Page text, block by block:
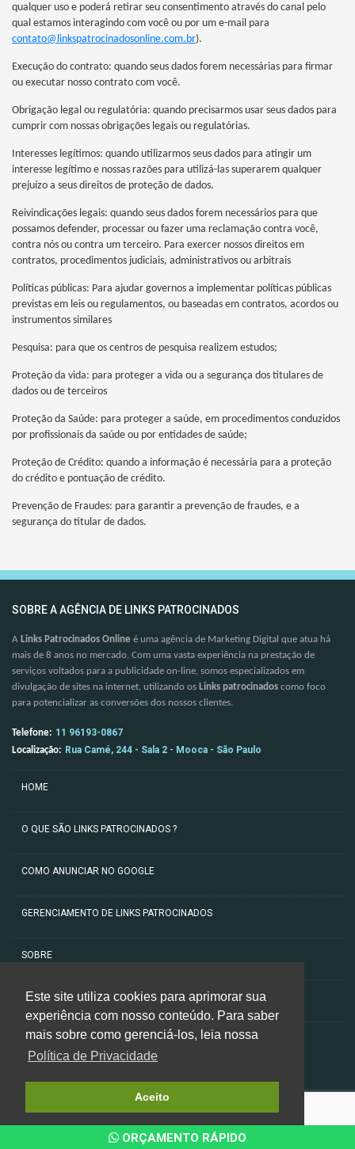
Este site utiliza cookies para aprimorar sua
experiência com nosso conteúdo. Para saber
mais sobre como gerenciá-los, leia nossa
Política de Privacidade
Aceito
qualquer uso e poderá retirar seu consentimento através do canal pelo
qual estamos interagindo com você ou por um e-mail para
contato@linkspatrocinadosonline.com.br).
Execução do contrato: quando seus dados forem necessárias para firmar
ou executar nosso contrato com você.
Obrigação legal ou regulatória: quando precisarmos usar seus dados para
cumprir com nossas obrigações legais ou regulatórias.
Interesses legítimos: quando utilizarmos seus dados para atingir um
interesse legítimo e nossas razões para utilizá-las superarem qualquer
prejuízo a seus direitos de proteção de dados.
Reivindicações legais: quando seus dados forem necessários para que
possamos defender, processar ou fazer uma reclamação contra você,
contra nós ou contra um terceiro. Para exercer nossos direitos em
contratos, procedimentos judiciais, administrativos ou arbitrais
Políticas públicas: Para ajudar governos a implementar políticas públicas
previstas em leis ou regulamentos, ou baseadas em contratos, acordos ou
instrumentos similares
Pesquisa: para que os centros de pesquisa realizem estudos;
Proteção da vida: para proteger a vida ou a segurança dos titulares de
dados ou de terceiros
Proteção da Saúde: para proteger a saúde, em procedimentos conduzidos
por profissionais da saúde ou por entidades de saúde;
Proteção de Crédito: quando a informação é necessária para a proteção
do crédito e pontuação de crédito.
Prevenção de Fraudes: para garantir a prevenção de fraudes, e a
segurança do titular de dados.
SOBRE A AGÊNCIA DE LINKS PATROCINADOS
A Links Patrocinados Online é uma agência de Marketing Digital que atua há
mais de 8 anos no mercado. Com uma vasta experiência na prestação de
serviços voltados para a publicidade on-line, somos especializados em
divulgação de sites na internet, utilizando os Links patrocinados como foco
para potencializar as conversões dos nossos clientes.
Telefone: 11 96193-0867
Localização: Rua Camé, 244 - Sala 2 - Mooca - São Paulo
HOME
O QUE SÃO LINKS PATROCINADOS ?
COMO ANUNCIAR NO GOOGLE
GERENCIAMENTO DE LINKS PATROCINADOS
SOBRE
ARTIGOS
CONTATO
ORÇAMENTO RÁPIDO